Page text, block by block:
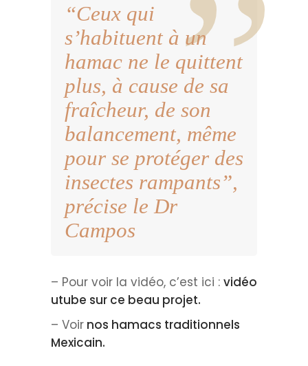
“Ceux qui
s’habituent à un
hamac ne le quittent
plus, à cause de sa
fraîcheur, de son
balancement, même
pour se protéger des
insectes rampants”,
précise le Dr
Campos
– Pour voir la vidéo, c’est ici : vidéo
utube sur ce beau projet.
– Voir nos hamacs traditionnels
Mexicain.